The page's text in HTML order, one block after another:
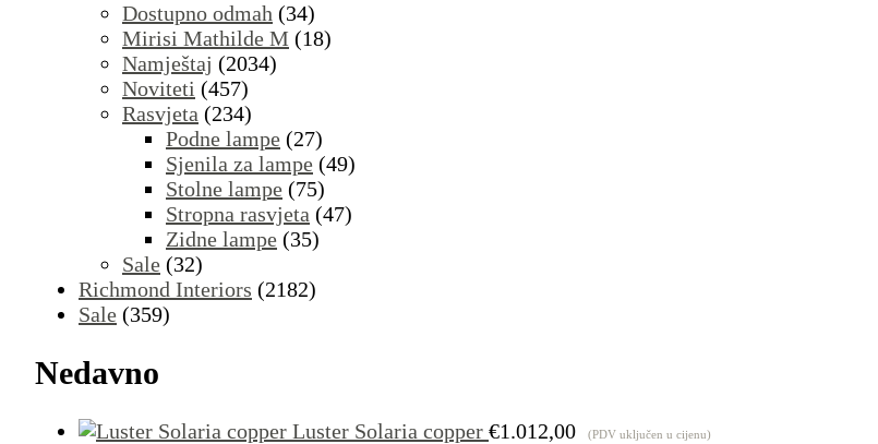
Dostupno odmah (34)
Mirisi Mathilde M (18)
Namještaj (2034)
Noviteti (457)
Rasvjeta (234)
Podne lampe (27)
Sjenila za lampe (49)
Stolne lampe (75)
Stropna rasvjeta (47)
Zidne lampe (35)
Sale (32)
Richmond Interiors (2182)
Sale (359)
Nedavno
Luster Solaria copper €1.012,00 (PDV uključen u cijenu)